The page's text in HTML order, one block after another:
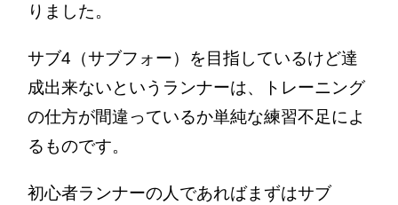
りました。
サブ4（サブフォー）を目指しているけど達
成出来ないというランナーは、トレーニング
の仕方が間違っているか単純な練習不足によ
るものです。
初心者ランナーの人であればまずはサブ